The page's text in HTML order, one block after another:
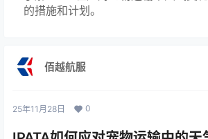
的措施和计划。
佰越航服
25年11月28日 0